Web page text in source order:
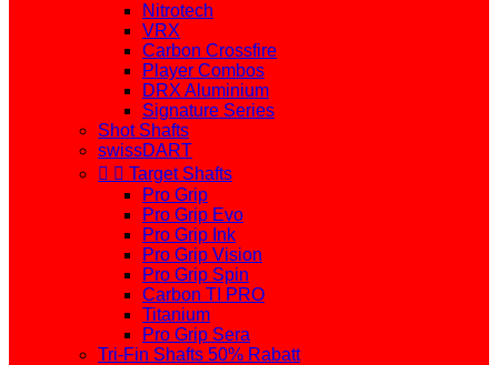
Nitrotech
VRX
Carbon Crossfire
Player Combos
DRX Aluminium
Signature Series
Shot Shafts
swissDART
  Target Shafts
Pro Grip
Pro Grip Evo
Pro Grip Ink
Pro Grip Vision
Pro Grip Spin
Carbon TI PRO
Titanium
Pro Grip Sera
Tri-Fin Shafts 50% Rabatt